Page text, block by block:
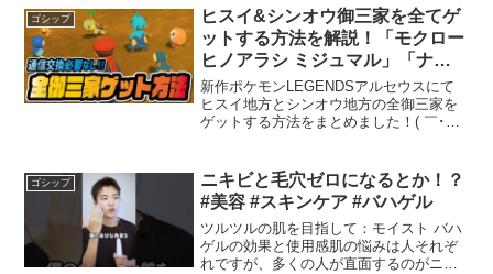
ンスター誕生秘話- P.63＿＿＿＿＿＿＿＿
＿＿＿＿＿＿...
ゴシップ
ヒスイ&シンオウ御三家を全てゲ
ットする方法を解説！「モクロー
ヒノアラシ ミジュマル」「ナエ
トル ヒコザル ポッチャマ」 【ポ
ケモン LEGENDS アルセウス】
新作ポケモンLEGENDSアルセウスにて
ヒスイ地方とシンオウ地方の全御三家を
ゲットする方法をまとめました！( ￣･ω･
分ポケモンについて詳しく解説しまし
た！■Twi...
ゴシップ
ニキビと毛穴ゼロになるとか！？
#美容 #スキンケア #バハゲル
ツルツルの肌を目指して：モイスト バハ
ゲルの効果と使用感肌の悩みは人それぞ
れですが、多くの人が直面するのがニキ